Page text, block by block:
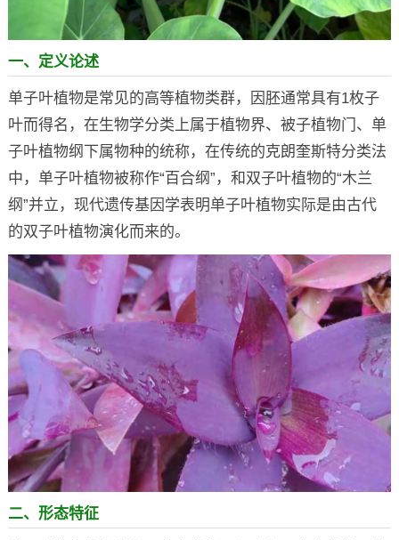
一、定义论述
单子叶植物是常见的高等植物类群，因胚通常具有1枚子
叶而得名，在生物学分类上属于植物界、被子植物门、单
子叶植物纲下属物种的统称，在传统的克朗奎斯特分类法
中，单子叶植物被称作“百合纲”，和双子叶植物的“木兰
纲”并立，现代遗传基因学表明单子叶植物实际是由古代
的双子叶植物演化而来的。
二、形态特征